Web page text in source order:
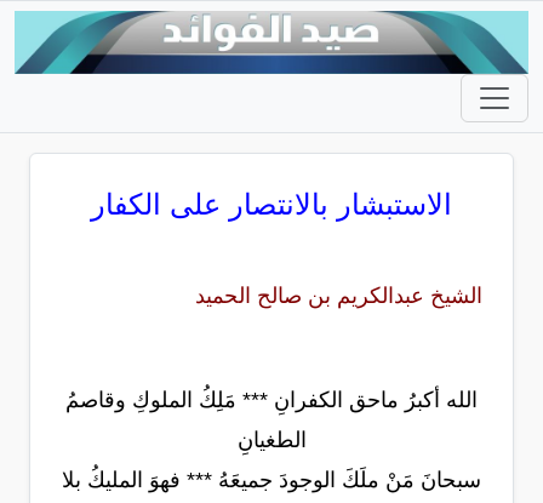
الاستبشار بالانتصار على الكفار
الشيخ عبدالكريم بن صالح الحميد
الله أكبرُ ماحق الكفرانِ *** مَلِكُ الملوكِ وقاصمُ
الطغيانِ
سبحانَ مَنْ ملَكَ الوجودَ جميعَهُ *** فهوَ المليكُ بلا